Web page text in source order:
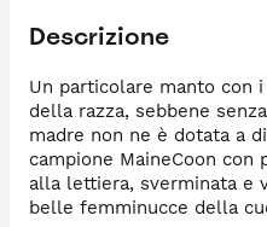
Descrizione
Un particolare manto con
della razza, sebbene
madre non ne è dotata a
campione MaineCoon con
alla lettiera, sverminata e
belle femminucce della